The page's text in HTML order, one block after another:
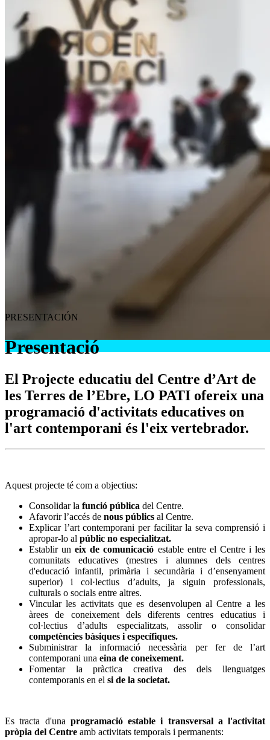
PRESENTACIÓN
Presentació
El Projecte educatiu del Centre d’Art de
les Terres de l’Ebre, LO PATI ofereix una
programació d'activitats educatives on
l'art contemporani és l'eix vertebrador.
Aquest projecte té com a objectius:
Consolidar la funció pública del Centre.
Afavorir l’accés de nous públics al Centre.
Explicar l’art contemporani per facilitar la seva comprensió i
apropar-lo al públic no especialitzat.
Establir uneix de comunicació estable entre el Centre i les
comunitats educatives (mestres i alumnes dels centres
d'educació infantil, primària i secundària i d’ensenyament
superior) i col·lectius d’adults, ja siguin professionals,
culturals o socials entre altres.
Vincular les activitats que es desenvolupen al Centre a les
àrees de coneixement dels diferents centres educatius i
col·lectius d’adults especialitzats, assolir o consolidar
competències bàsiques i específiques.
Subministrar la informació necessària per fer de l’art
contemporani una eina de coneixement.
Fomentar la pràctica creativa des dels llenguatges
contemporanis en el si de la societat.
Es tracta d'una programació estable i transversal a l'activitat
pròpia del Centre amb activitats temporals i permanents: